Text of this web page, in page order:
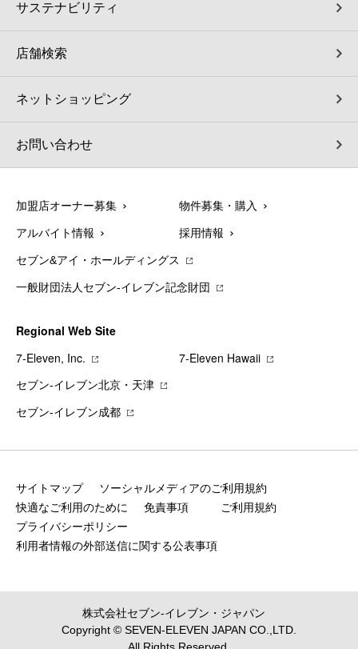
サステナビリティ
店舗検索
ネットショッピング
お問い合わせ
加盟店オーナー募集 物件募集・購入
アルバイト情報 採用情報
セブン&アイ・ホールディングス
一般財団法人セブン-イレブン記念財団
Regional Web Site
7‐Eleven, Inc.
7‐Eleven Hawaii
セブン‐イレブン北京・天津
セブン‐イレブン成都
サイトマップ
ソーシャルメディアのご利用規約
快適なご利用のために
免責事項
ご利用規約
プライバシーポリシー
利用者情報の外部送信に関する公表事項
株式会社セブン‐イレブン・ジャパン
Copyright © SEVEN-ELEVEN JAPAN CO.,LTD.